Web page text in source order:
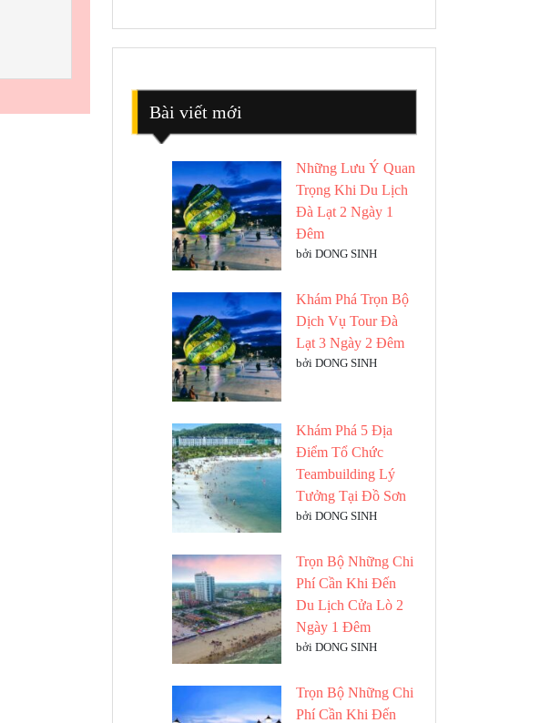
Như
Bài viết mới
Những Lưu Ý Quan
Trọng Khi Du Lịch
Đà Lạt 2 Ngày 1
Đêm
bởi DONG SINH
Khám Phá Trọn Bộ
Dịch Vụ Tour Đà
Lạt 3 Ngày 2 Đêm
bởi DONG SINH
Khám Phá 5 Địa
Điểm Tổ Chức
Teambuilding Lý
Tưởng Tại Đồ Sơn
bởi DONG SINH
Trọn Bộ Những Chi
Phí Cần Khi Đến
Du Lịch Cửa Lò 2
Ngày 1 Đêm
bởi DONG SINH
Trọn Bộ Những Chi
Phí Cần Khi Đến